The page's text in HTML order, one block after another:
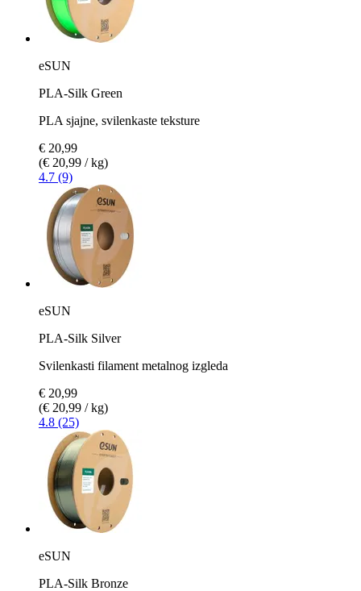
eSUN
PLA-Silk Green
PLA sjajne, svilenkaste teksture
€ 20,99
(€ 20,99 / kg)
4.7 (9)
eSUN
PLA-Silk Silver
Svilenkasti filament metalnog izgleda
€ 20,99
(€ 20,99 / kg)
4.8 (25)
eSUN
PLA-Silk Bronze